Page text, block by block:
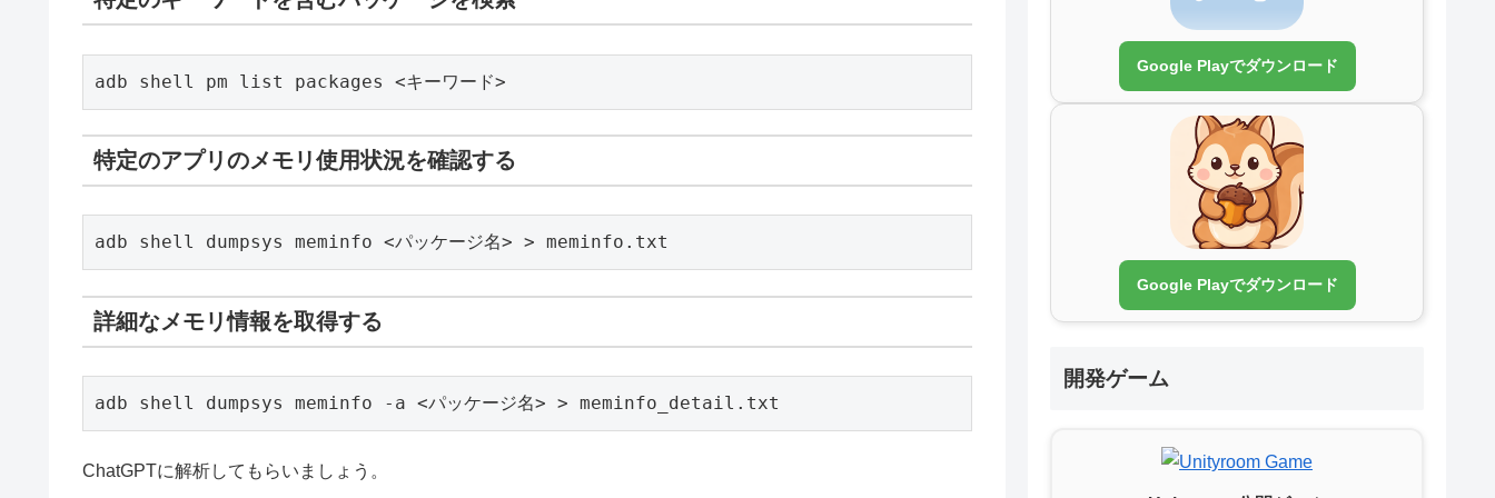
adb shell pm list packages <キーワード>
特定のアプリのメモリ使用状況を確認する
adb shell dumpsys meminfo <パッケージ名> > meminfo.txt
詳細なメモリ情報を取得する
adb shell dumpsys meminfo -a <パッケージ名> > meminfo_detail.txt
ChatGPTに解析してもらいましょう。
Google Playでダウンロード
Google Playでダウンロード
開発ゲーム